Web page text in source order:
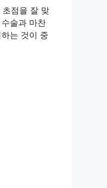
점을 잘 맞
술과 마찬
는 것이 중